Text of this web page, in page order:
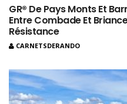
GR® De Pays Monts Et
Entre Combade Et
Résistance
CARNETSDERANDO